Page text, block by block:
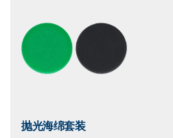
抛光海绵套装